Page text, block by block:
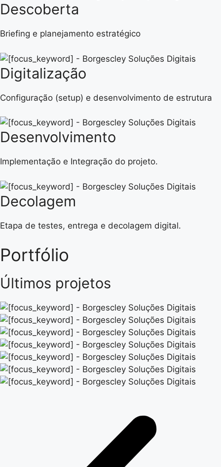
Descoberta
Briefing e planejamento estratégico
Digitalização
Configuração (setup) e desenvolvimento de estrutura
Desenvolvimento
Implementação e Integração do projeto.
Decolagem
Etapa de testes, entrega e decolagem digital.
Portfólio
Últimos projetos